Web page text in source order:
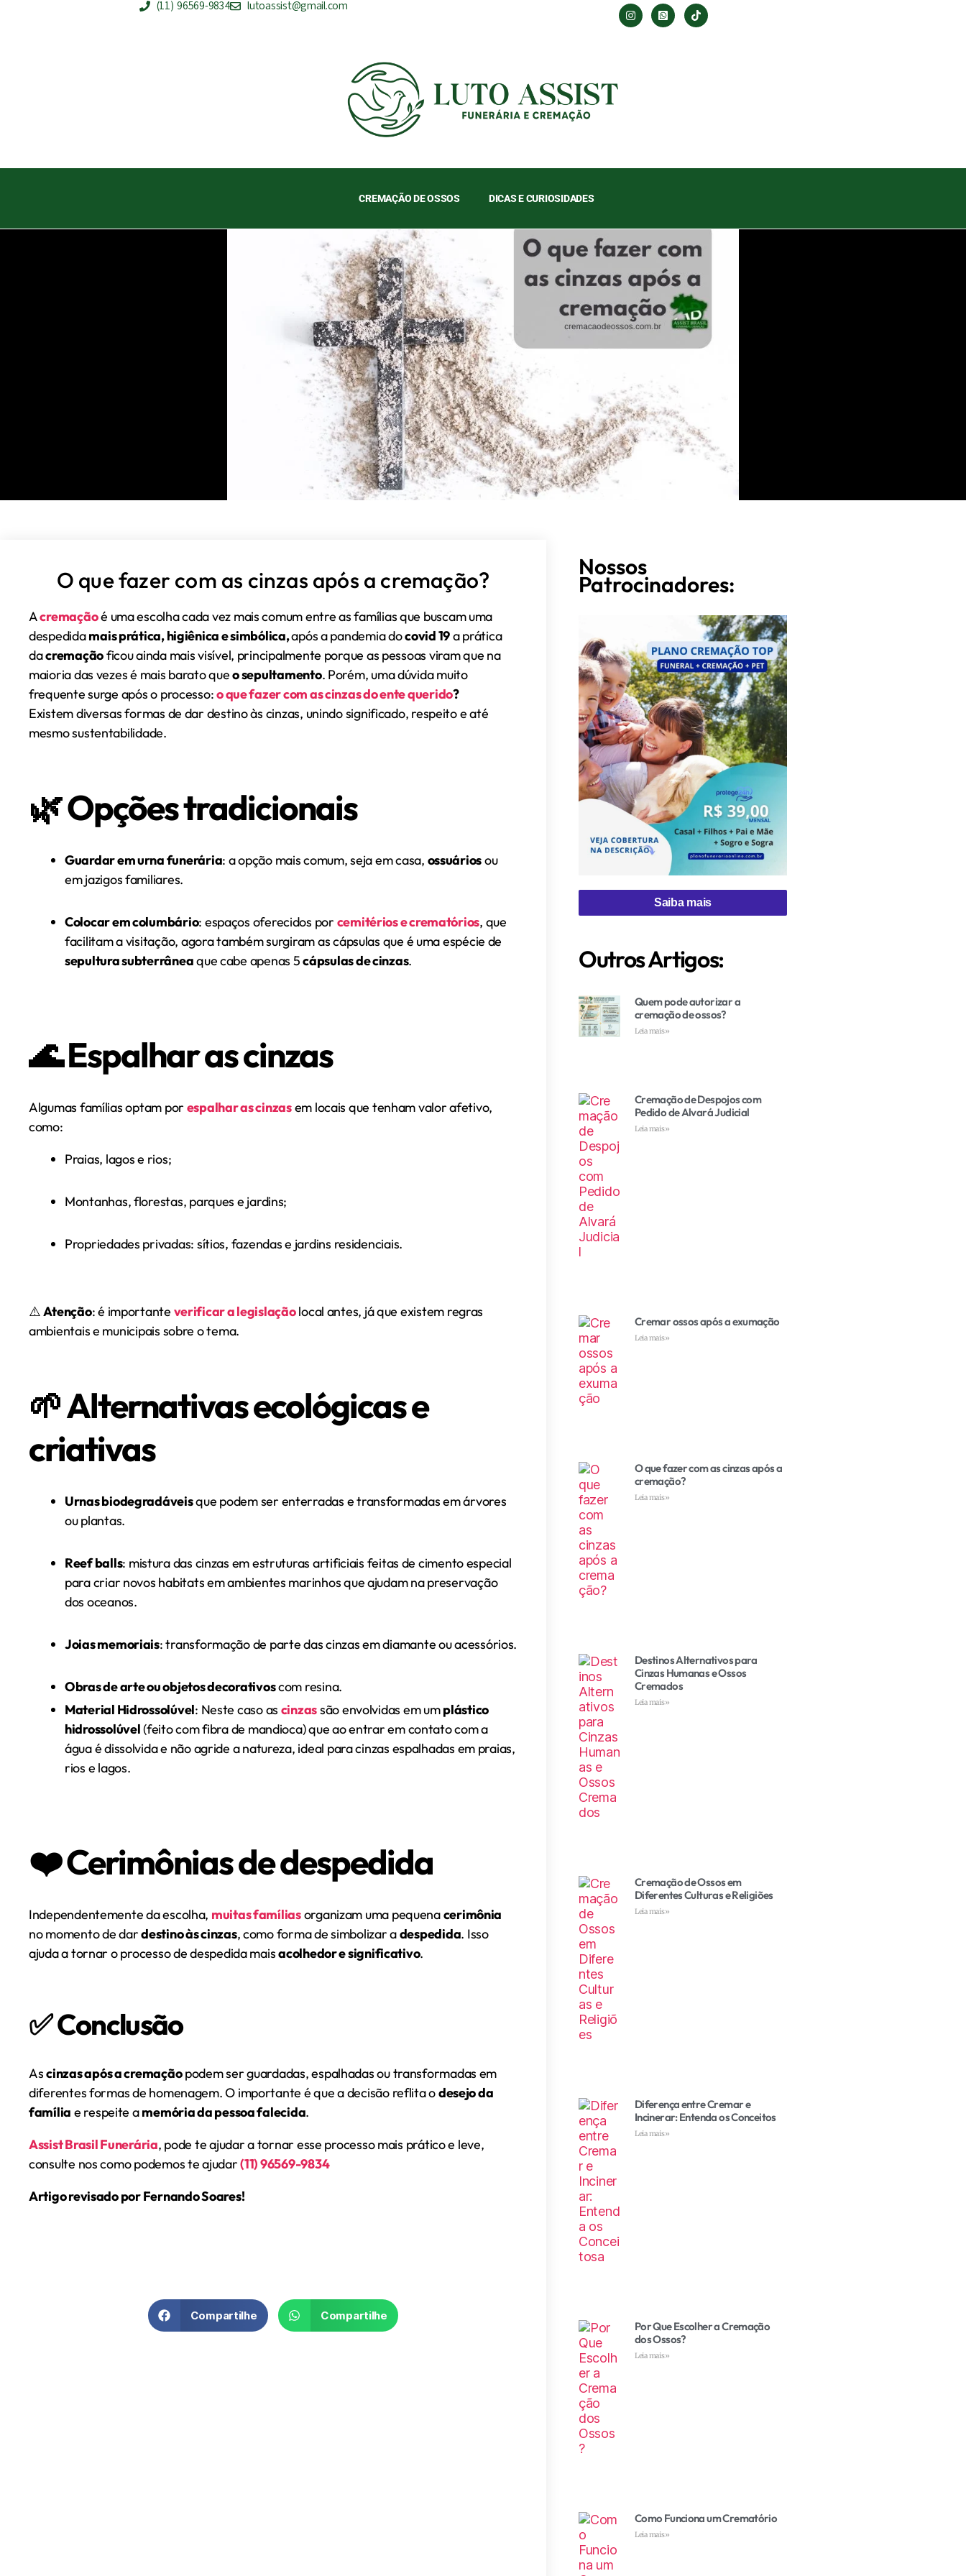
(11) 96569-9834 lutoassist@gmail.com
CREMAÇÃO DE OSSOS DICAS E CURIOSIDADES
O que fazer com as cinzas após a cremação?
Acremaçãoé uma escolha cada vez mais comum entre as famílias que buscam uma
despedidamais prática, higiênica e simbólica,após a pandemia docovid 19a prática
dacremaçãoficou ainda mais visível, principalmente porque as pessoas viram que na
maioria das vezes é mais barato queo sepultamento. Porém, uma dúvida muito
frequente surge após o processo:o que fazer com as cinzas do ente querido?
Existem diversas formas de dar destino às cinzas, unindo significado, respeito e até
mesmo sustentabilidade.
🌿 Opções tradicionais
Guardar em urna funerária: a opção mais comum, seja em casa, ossuáriosou
em jazigos familiares.
Colocar em columbário: espaços oferecidos por cemitérios e crematórios, que
facilitam a visitação, agora também surgiram as cápsulas que é uma espécie de
sepultura subterrâneaque cabe apenas 5cápsulas de cinzas.
🌊 Espalhar as cinzas
Algumas famílias optam por espalhar as cinzasem locais que tenham valor afetivo,
como:
Praias, lagos e rios;
Montanhas, florestas, parques e jardins;
Propriedades privadas: sítios, fazendas e jardins residenciais.
⚠️Atenção: é importante verificar a legislaçãolocal antes, já que existem regras
ambientais e municipais sobre o tema.
🌱 Alternativas ecológicas e
criativas
Urnas biodegradáveisque podem ser enterradas e transformadas em árvores
ou plantas.
Reef balls: mistura das cinzas em estruturas artificiais feitas de cimento especial
para criar novos habitats em ambientes marinhos que ajudam na preservação
dos oceanos.
Joias memoriais: transformação de parte das cinzas em diamante ou acessórios.
Obras de arte ou objetos decorativoscom resina.
Material Hidrossolúvel: Neste caso as cinzassão envolvidas em umplástico
hidrossolúvel(feito com fibra de mandioca) que ao entrar em contato com a
água é dissolvida e não agride a natureza, ideal para cinzas espalhadas em praias,
rios e lagos.
❤️ Cerimônias de despedida
Independentemente da escolha, muitas famíliasorganizam uma pequenacerimônia
no momento de dardestino às cinzas, como forma de simbolizar adespedida. Isso
ajuda a tornar o processo de despedida maisacolhedor e significativo.
✅ Conclusão
Ascinzas após a cremaçãopodem ser guardadas, espalhadas ou transformadas em
diferentes formas de homenagem. O importante é que a decisão reflita odesejo da
família e respeite amemória da pessoa falecida.
Assist Brasil Funerária, pode te ajudar a tornar esse processo mais prático e leve,
consulte nos como podemos te ajudar(11) 96569-9834
Artigo revisado por Fernando Soares!
Compartilhe Compartilhe
Nossos
Patrocinadores:
Saiba mais
Outros Artigos:
Quem pode autorizar a
cremação de ossos?
Leia mais»
Cremação de Despojos com
Pedido de Alvará Judicial
Leia mais»
Cremar ossos após a exumação
Leia mais»
O que fazer com as cinzas após a
cremação?
Leia mais»
Destinos Alternativos para
Cinzas Humanas e Ossos
Cremados
Leia mais»
Cremação de Ossos em
Diferentes Culturas e Religiões
Leia mais»
Diferença entre Cremar e
Incinerar: Entenda os Conceitos
Leia mais»
Por Que Escolher a Cremação
dos Ossos?
Leia mais»
Como Funciona um Crematório
Leia mais»